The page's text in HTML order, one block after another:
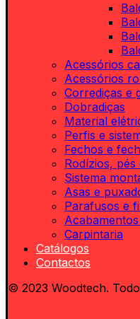
Acessórios
Acessórios
Corrediças e
Dobradiças
Material
Perfis e
Fechos e
Rodízios, pés
Sistema
Asas e
Parafusos e
Carpintaria
Catálogos
Contactos
© 2023 Woodtech.